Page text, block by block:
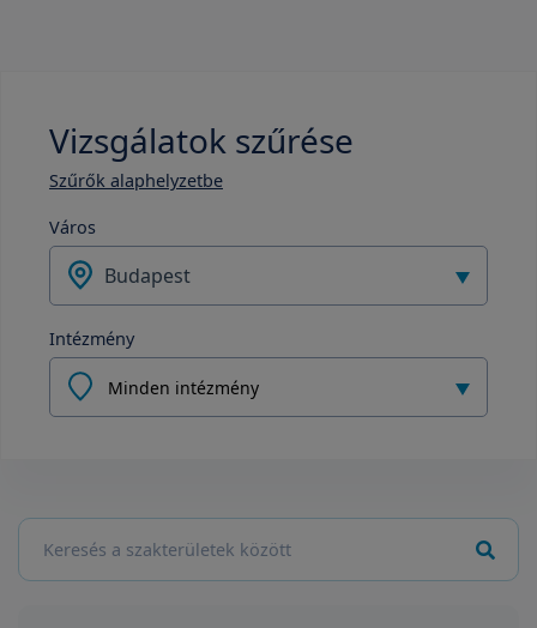
Vizsgálatok szűrése
Szűrők alaphelyzetbe
Város
Budapest
Intézmény
Minden intézmény